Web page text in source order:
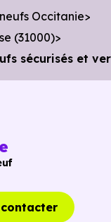
à pied.
Occitanie
(31000)
sécurisés et